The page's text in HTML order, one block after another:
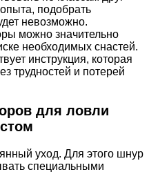
подобрать
невозможно.
можно значительно
необходимых снастей.
инструкция, которая
трудностей и потерей
для ловли
уход. Для этого шнур
специальными